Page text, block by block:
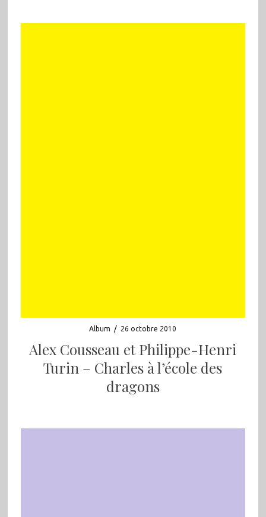
Album / 26 octobre 2010
Alex Cousseau et Philippe-Henri
Turin – Charles à l’école des
dragons